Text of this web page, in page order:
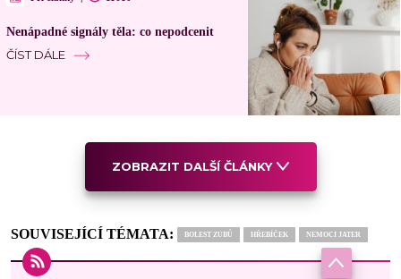
Nenápadné signály těla: co nepodcenit
ČÍST DÁLE
ZOBRAZIT DALŠÍ ČLÁNKY
SOUVISEJÍCÍ TÉMATA: BOLEST ZUBŮ HŘEBÍČEK NEMOCI JATER